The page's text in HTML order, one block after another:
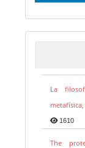
La
metafísica,
1610
The